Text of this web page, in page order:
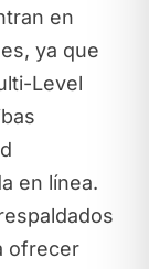
en
ya que
Level
en línea.
ofrecer